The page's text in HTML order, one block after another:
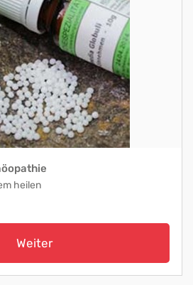
heilen
Weiter